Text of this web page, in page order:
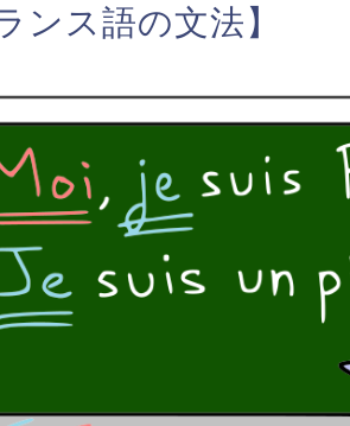
ンス語の文法】